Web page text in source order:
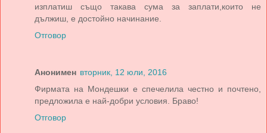
изплатиш също такава сума за заплати,които не
дължиш, е достойно начинание.
Отговор
Анонимен вторник, 12 юли, 2016
Фирмата на Мондешки е спечелила честно и почтено,
предложила е най-добри условия. Браво!
Отговор